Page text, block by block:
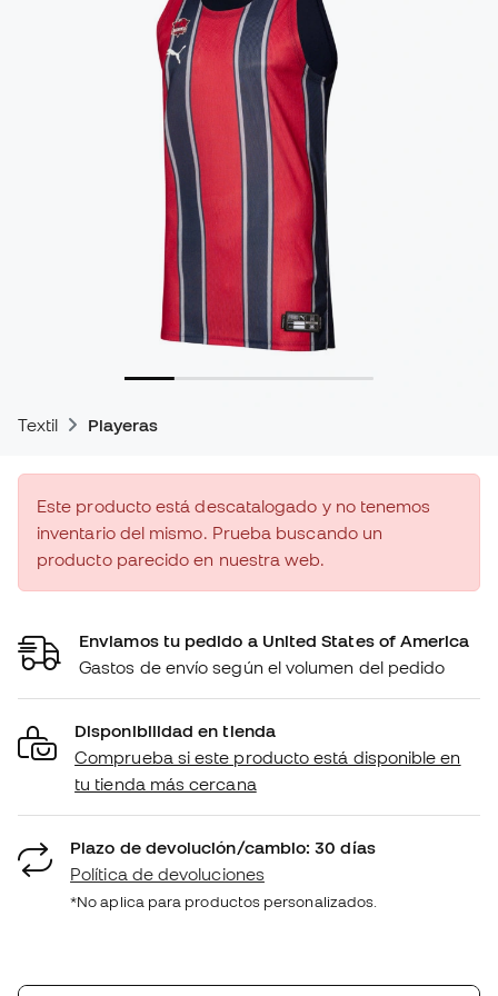
Textil Playeras
Este producto está descatalogado y no tenemos
inventario del mismo. Prueba buscando un
producto parecido en nuestra web.
Enviamos tu pedido a United States of America
Gastos de envío según el volumen del pedido
Disponibilidad en tienda
Comprueba si este producto está disponible en
tu tienda más cercana
Plazo de devolución/cambio: 30 días
Política de devoluciones
*No aplica para productos personalizados.